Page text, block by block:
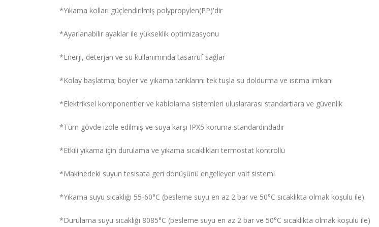
*Yıkama kolları güçlendirilmiş polypropylen(PP)'dir
*Ayarlanabilir ayaklar ile yükseklik optimizasyonu
*Enerji, deterjan ve su kullanımında tasarruf sağlar
*Kolay başlatma; boyler ve yıkama tanklarını tek tuşla su doldurma ve ısıtma imkanı
*Elektriksel komponentler ve kablolama sistemleri uluslararası standartlara ve güvenlik
*Tüm gövde izole edilmiş ve suya karşı IPX5 koruma standardındadır
*Etkili yıkama için durulama ve yıkama sıcaklıkları termostat kontrollü
*Makinedeki suyun tesisata geri dönüşünü engelleyen valf sistemi
*Yıkama suyu sıcaklığı 55-60°C (besleme suyu en az 2 bar ve 50°C sıcaklıkta olmak koşulu ile)
*Durulama suyu sıcaklığı 8085°C (besleme suyu en az 2 bar ve 50°C sıcaklıkta olmak koşulu ile)